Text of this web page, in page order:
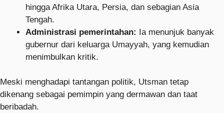
hingga Afrika Utara, Persia, dan sebagian Asia
Tengah.
Administrasi pemerintahan: Ia menunjuk banyak
gubernur dari keluarga Umayyah, yang kemudian
menimbulkan kritik.
Meski menghadapi tantangan politik, Utsman tetap
dikenang sebagai pemimpin yang dermawan dan taat
beribadah.